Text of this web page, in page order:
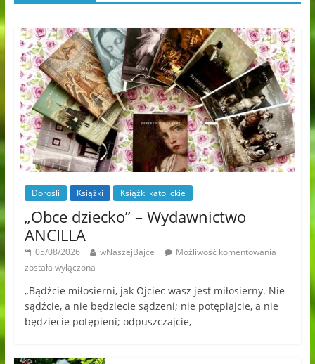
Dorośli Książki Książki katolickie
„Obce dziecko” – Wydawnictwo
ANCILLA
05/08/2026 wNaszejBajce
Możliwość komentowania
została wyłączona
„Bądźcie miłosierni, jak Ojciec wasz jest miłosierny. Nie
sądźcie, a nie będziecie sądzeni; nie potępiajcie, a nie
będziecie potępieni; odpuszczajcie,